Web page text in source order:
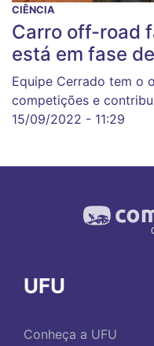
CIÊNCIA
Carro off-road
está em fase
Equipe Cerrado tem o
competições e
15/09/2022 - 11:29
UFU
Conheça a UFU